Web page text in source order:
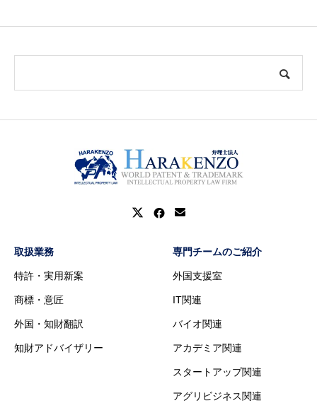
取扱業務
特許・実用新案
商標・意匠
外国・知財翻訳
知財アドバイザリー
専門チームのご紹介
外国支援室
IT関連
バイオ関連
アカデミア関連
スタートアップ関連
アグリビジネス関連